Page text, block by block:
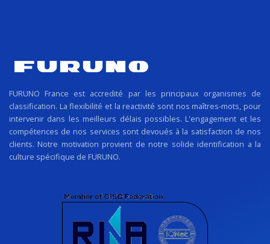
FURUNO France est accredité par les principaux organismes de
classification. La flexibilité et la reactivité sont nos maîtres-mots, pour
intervenir dans les meilleurs délais possibles. L'engagement et les
compétences de nos services sont devoués à la satisfaction de nos
clients. Notre motivation provient de notre solide identification a la
culture spécifique de FURUNO.